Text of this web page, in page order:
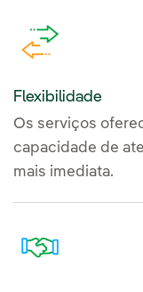
Flexibilidade
Os serviços
capacidade de
mais imediata.